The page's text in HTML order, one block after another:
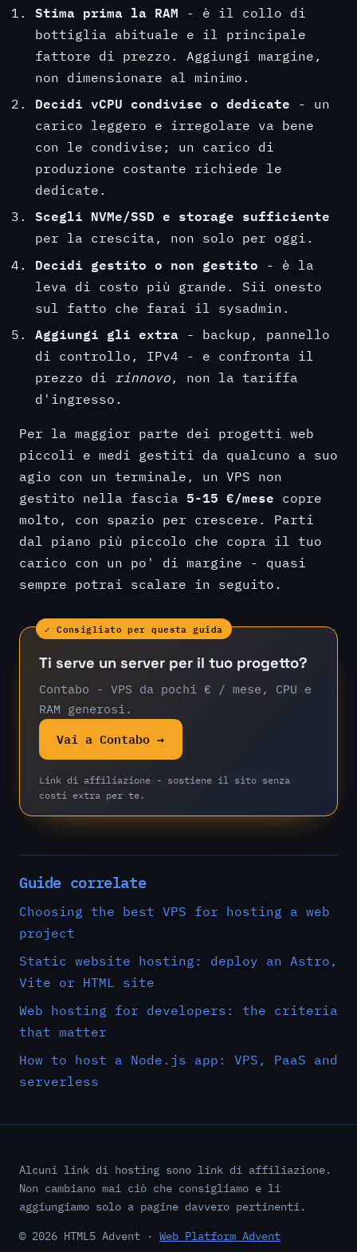
Stima prima la RAM - è il collo di
bottiglia abituale e il principale
fattore di prezzo. Aggiungi margine,
non dimensionare al minimo.
Decidi vCPU condivise o dedicate - un
carico leggero e irregolare va bene
con le condivise; un carico di
produzione costante richiede le
dedicate.
Scegli NVMe/SSD e storage sufficiente
per la crescita, non solo per oggi.
Decidi gestito o non gestito - è la
leva di costo più grande. Sii onesto
sul fatto che farai il sysadmin.
Aggiungi gli extra - backup, pannello
di controllo, IPv4 - e confronta il
prezzo di rinnovo, non la tariffa
d'ingresso.
Per la maggior parte dei progetti web
piccoli e medi gestiti da qualcuno a suo
agio con un terminale, un VPS non
gestito nella fascia 5-15 €/mese copre
molto, con spazio per crescere. Parti
dal piano più piccolo che copra il tuo
carico con un po' di margine - quasi
sempre potrai scalare in seguito.
✓ Consigliato per questa guida
Ti serve un server per il tuo progetto?
Contabo - VPS da pochi € / mese, CPU e
RAM generosi.
Vai a Contabo →
Link di affiliazione - sostiene il sito senza
costi extra per te.
Guide correlate
Choosing the best VPS for hosting a web
project
Static website hosting: deploy an Astro,
Vite or HTML site
Web hosting for developers: the criteria
that matter
How to host a Node.js app: VPS, PaaS and
serverless
Alcuni link di hosting sono link di affiliazione.
Non cambiano mai ciò che consigliamo e li
aggiungiamo solo a pagine davvero pertinenti.
© 2026 HTML5 Advent · Web Platform Advent